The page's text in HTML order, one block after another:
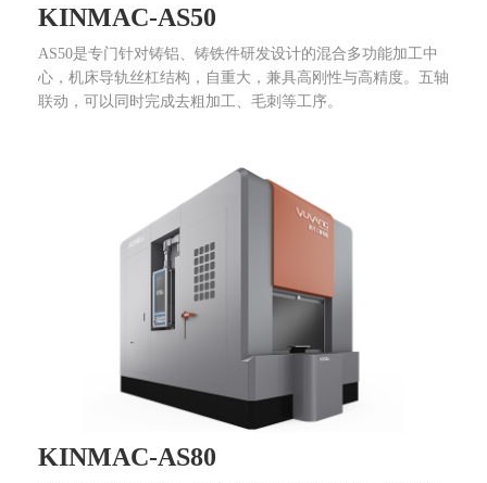
KINMAC-AS50
AS50是专门针对铸铝、铸铁件研发设计的混合多功能加工中
心，机床导轨丝杠结构，自重大，兼具高刚性与高精度。五轴
联动，可以同时完成去粗加工、毛刺等工序。
KINMAC-AS80